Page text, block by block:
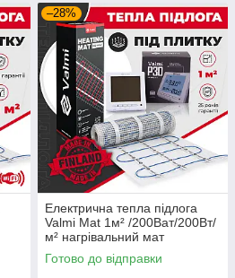
–28%
Електрична тепла підлога
Valmi Mat 1м² /200Ват/200Вт/
м² нагрівальний мат
терморегулятором Valmi P30
Готово до відправки